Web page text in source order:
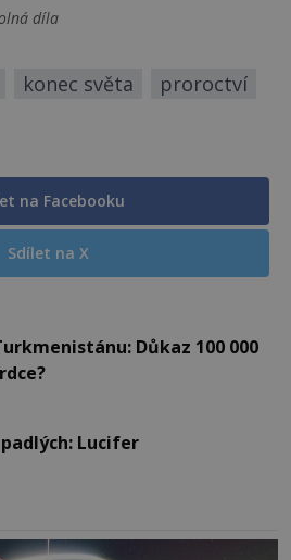
díla
konec světa proroctví
na Facebooku
Sdílet na X
Důkaz 100 000
Lucifer